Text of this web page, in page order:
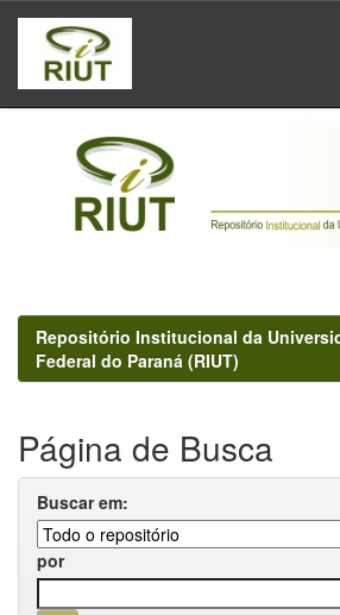
Skip
navigation
Repositório Institucional da
Federal do Paraná (RIUT)
Página de Busca
Buscar em:
por